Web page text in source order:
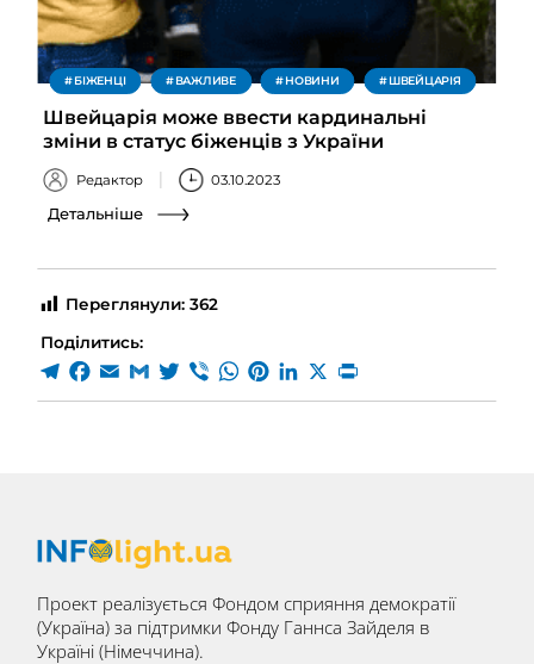
БІЖЕНЦІ ВАЖЛИВЕ НОВИНИ ШВЕЙЦАРІЯ
Швейцарія може ввести кардинальні
зміни в статус біженців з України
Редактор 03.10.2023
Детальніше
Переглянули: 362
Поділитись:
Проект реалізується Фондом сприяння демократії
(Україна) за підтримки Фонду Ганнса Зайделя в
Україні (Німеччина).